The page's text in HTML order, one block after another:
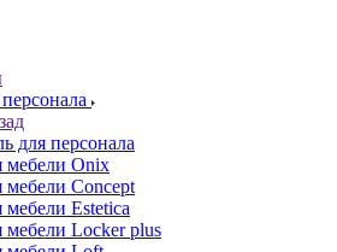
для персонала
мебели Onix
мебели Concept
мебели Estetica
мебели Locker plus